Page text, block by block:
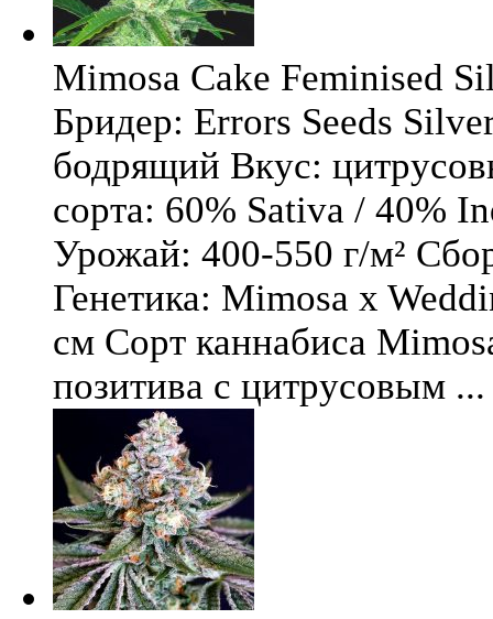
Mimosa Cake Feminised
Бридер: Errors Seeds
бодрящий Вкус:
сорта: 60% Sativa / 40%
Урожай: 400-550 г/м²
Генетика: Mimosa x
см Сорт каннабиса
позитива с цитрусовым ...